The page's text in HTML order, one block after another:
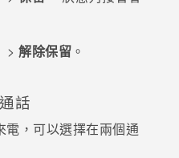
> 解除保留 。
話
，可以選擇在兩個通